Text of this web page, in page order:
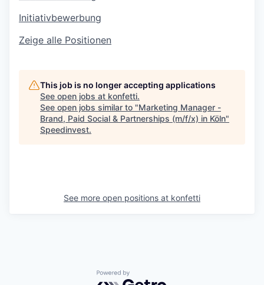
Initiativbewerbung
Zeige alle Positionen
This job is no longer accepting applications
See open jobs at konfetti.
See open jobs similar to "Marketing Manager -
Brand, Paid Social & Partnerships (m/f/x) in Köln"
Speedinvest.
See more open positions at konfetti
Powered by Getro.com